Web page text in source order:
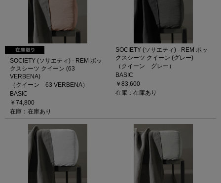
SOCIETY (ソサエティ) - REM ボッ
クスシーツ クイーン (63
VERBENA)
（クイーン 63 VERBENA）
BASIC
￥74,800
在庫：在庫あり
SOCIETY (ソサエティ) - REM ボッ
クスシーツ クイーン (グレー)
（クイーン グレー）
BASIC
￥83,600
在庫：在庫あり